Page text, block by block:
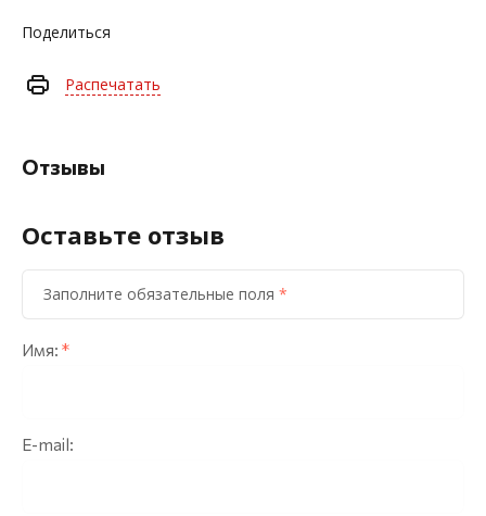
Поделиться
Распечатать
Отзывы
Оставьте отзыв
Заполните обязательные поля *
Имя: *
E-mail: